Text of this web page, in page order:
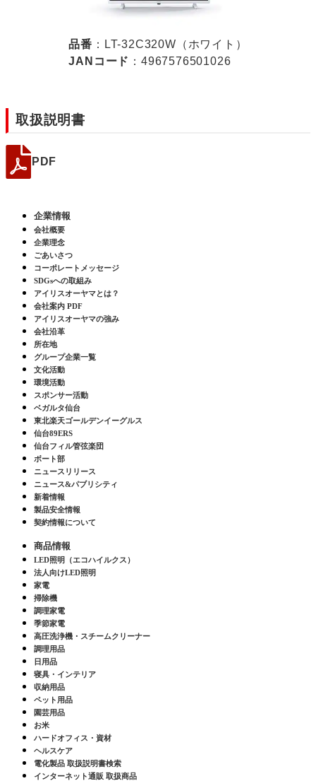
品番 ：LT-32C320W（ホワイト）
JANコード ：4967576501026
取扱説明書
PDF
企業情報
会社概要
企業理念
ごあいさつ
コーポレートメッセージ
SDGsへの取組み
アイリスオーヤマとは？
会社案内 PDF
アイリスオーヤマの強み
会社沿革
所在地
グループ企業一覧
文化活動
環境活動
スポンサー活動
ベガルタ仙台
東北楽天ゴールデンイーグルス
仙台89ERS
仙台フィル管弦楽団
ボート部
ニュースリリース
ニュース&パブリシティ
新着情報
製品安全情報
契約情報について
商品情報
LED照明（エコハイルクス）
法人向けLED照明
家電
掃除機
調理家電
季節家電
高圧洗浄機・スチームクリーナー
調理用品
日用品
寝具・インテリア
収納用品
ペット用品
園芸用品
お米
ハードオフィス・資材
ヘルスケア
電化製品 取扱説明書検索
インターネット通販 取扱商品